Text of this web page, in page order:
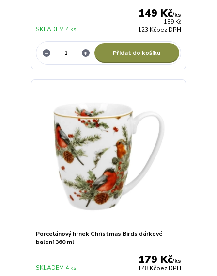
189 Kč
149 Kč/ks
123 Kčbez DPH
SKLADEM 4 ks
Přidat do košíku
Porcelánový hrnek Christmas Birds dárkové
balení 360 ml
179 Kč/ks
148 Kčbez DPH
SKLADEM 4 ks